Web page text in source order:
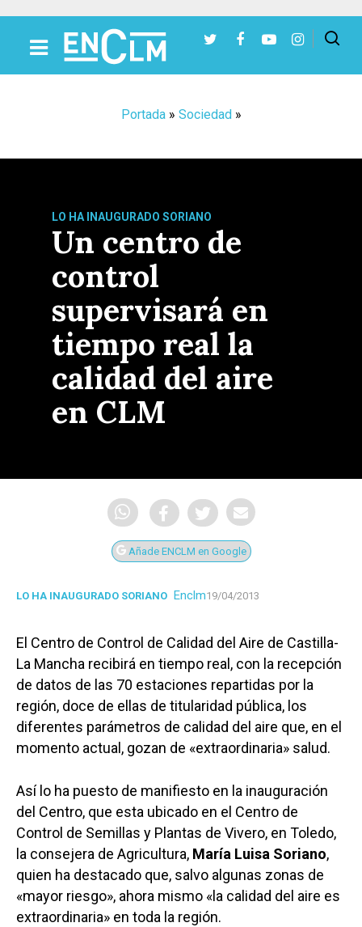
Portada» Sociedad»
LO HA INAUGURADO SORIANO
Un centro de
control
supervisará en
tiempo real la
calidad del aire
en CLM
Añade ENCLM en Google
LO HA INAUGURADO SORIANO Enclm19/04/2013
El Centro de Control de Calidad del Aire de Castilla-
La Mancha recibirá en tiempo real, con la recepción
de datos de las 70 estaciones repartidas por la
región, doce de ellas de titularidad pública, los
diferentes parámetros de calidad del aire que, en el
momento actual, gozan de «extraordinaria» salud.
Así lo ha puesto de manifiesto en la inauguración
del Centro, que esta ubicado en el Centro de
Control de Semillas y Plantas de Vivero, en Toledo,
la consejera de Agricultura, María Luisa Soriano,
quien ha destacado que, salvo algunas zonas de
«mayor riesgo», ahora mismo «la calidad del aire es
extraordinaria» en toda la región.